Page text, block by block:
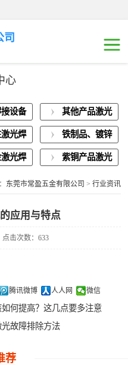
司
心
设备
其他产品激光
焊接
光焊
铁制品、镀锌
板激光焊接
光焊
紫铜产品激光
东莞市常盈五金有限公司 > 行业资讯
应用与特点
点击次数：633
腾讯微博 人人网 微信
何提高？这几点要多注意
故障排除方法
荐